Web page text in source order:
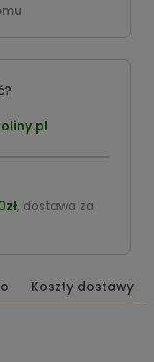
, dostawa za
Koszty dostawy